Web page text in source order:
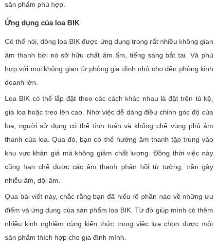
sản phẩm phù hợp.
Ứng dụng của loa BIK
Có thể nói, dòng loa BIK được ứng dụng trong rất nhiều không gian
âm thanh bởi nó sỡ hữu chất âm ấm, tiếng sáng bắt tai. Và phù
hợp với mọi không gian từ phòng gia đình nhỏ cho đến phòng kinh
doanh lớn.
Loa BIK có thể lắp đặt theo các cách khác nhau là đặt trên tủ kệ,
giá loa hoặc treo lên cao. Nhờ việc dễ dàng điều chỉnh góc độ của
loa, người sử dụng có thể tính toán và khống chế vùng phủ âm
thanh của loa. Qua đó, bạn có thể hướng âm thanh tập trung vào
khu vực khán giả mà không giảm chất lượng. Đồng thời việc này
cũng hạn chế được các âm thanh phản hồi từ tường, trần gây
nhiễu âm, dội âm.
Qua bài viết này, chắc rằng bạn đã hiểu rõ phần nào về những ưu
điểm và ứng dụng của sản phẩm loa BIK. Từ đó giúp mình có thêm
nhiều kinh nghiệm cùng kiến thức trong việc lựa chọn được một
sản phẩm thích hợp cho gia đình mình.